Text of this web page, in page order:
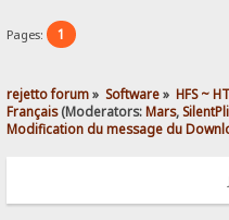
Pages: 1
rejetto forum» Software» HFS ~
Français(Moderators:Mars,
Modification du message du